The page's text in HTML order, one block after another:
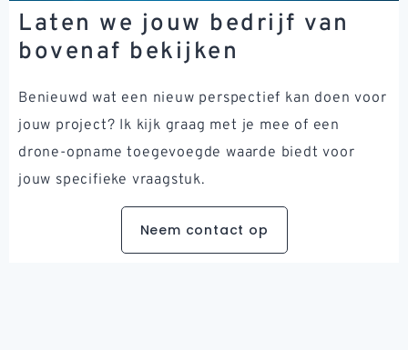
Laten we jouw bedrijf van
bovenaf bekijken
Benieuwd wat een nieuw perspectief kan doen voor
jouw project? Ik kijk graag met je mee of een
drone-opname toegevoegde waarde biedt voor
jouw specifieke vraagstuk.
Neem contact op